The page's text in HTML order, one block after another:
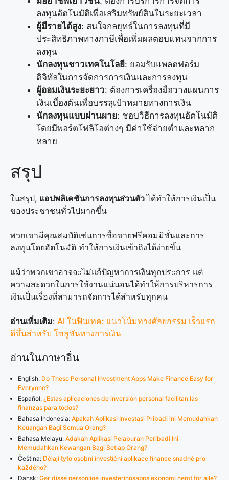
ลงทุนอัตโนมัติเพื่อเสริมทรัพย์สินในระยะเวลา
ผู้มีรายได้สูง: สนใจกลยุทธ์ในการลงทุนที่มี
ประสิทธิภาพทางภาษีเพื่อเพิ่มผลตอบแทนจากการ
ลงทุน
นักลงทุนชาวเทคโนโลยี: ยอมรับแพลตฟอร์ม
ดิจิทัลในการจัดการการเงินและการลงทุน
ผู้ออมเงินระยะยาว: ต้องการเครื่องมือวางแผนการ
เงินเบื้องต้นเพื่อบรรลุเป้าหมายทางการเงิน
นักลงทุนแบบผ่านผาย: ชอบวิธีการลงทุนอัตโนมัติ
โดยมีพอร์ตโฟลิโอต่างๆ มีค่าใช้จ่ายต่ำและหลาก
หลาย
สรุป
ในสรุป, แอปพลิเคชันการลงทุนส่วนตัวได้ทำให้การเงินเป็น
ของประชาชนทั่วไปมากขึ้น
พวกเขามีคุณสมบัติเช่นการซื้อขายฟรีคอมมิชั่นและการ
ลงทุนโดยอัตโนมัติ ทำให้การเงินเข้าถึงได้ง่ายขึ้น
แม้ว่าพวกเขาอาจจะไม่แก้ปัญหาการเงินทุกประการ แต่
ความสะดวกในการใช้งานแน่นอนได้ทำให้การบริหารการ
เงินเป็นเรื่องที่สามารถจัดการได้สำหรับทุกคน
อ่านเพิ่มเติม: AI ในฟินเทค: แนวโน้มทางศัลยกรรม เร็วแรก
ดีขึ้นสำหรับ โซลูชันทางการเงิน
อ่านในภาษาอื่น
English: Do These Personal Investment Apps Make Finance Easy for
Everyone?
Español: ¿Estas aplicaciones de inversión personal facilitan las
finanzas para todos?
Bahasa Indonesia: Apakah Aplikasi Investasi Pribadi ini Memudahkan
Keuangan Bagi Semua Orang?
Bahasa Melayu: Adakah Aplikasi Pelaburan Peribadi Ini
Memudahkan Kewangan Bagi Setiap Orang?
Čeština: Dělají tyto osobní investiční aplikace finance snadné pro
každého?
Dansk: Gør disse personlige investeringsapps økonomi nemt for alle?